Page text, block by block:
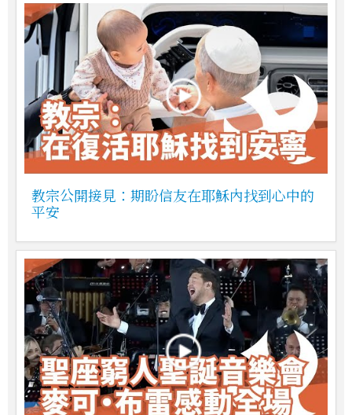
教宗公開接見：期盼信友在耶穌內找到心中的
平安